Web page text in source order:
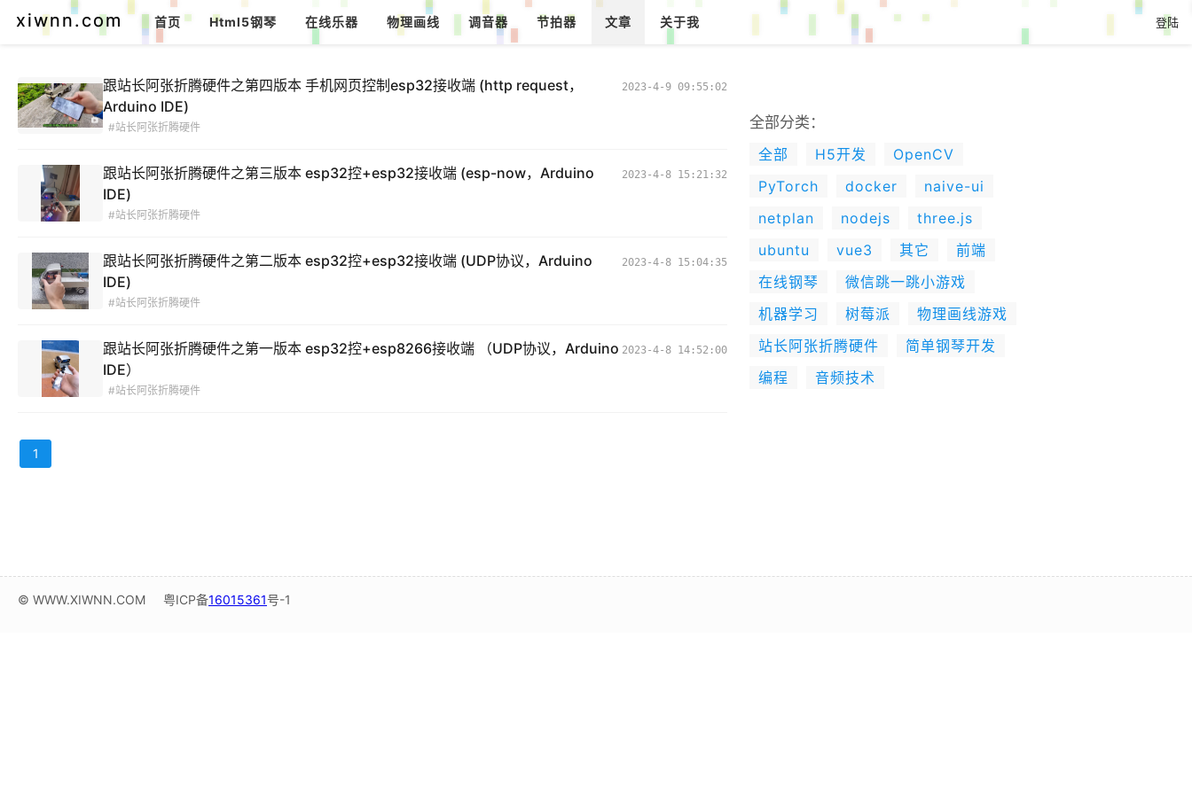
xiwnn.com 首页 Html5钢琴 在线乐器 物理画线 调音器 节拍器 文章 关于我 登陆
跟站长阿张折腾硬件之第四版本 手机网页控制esp32接收端 (http request，
Arduino IDE)
#站长阿张折腾硬件
2023-4-9 09:55:02
跟站长阿张折腾硬件之第三版本 esp32控+esp32接收端 (esp-now，Arduino
IDE)
#站长阿张折腾硬件
2023-4-8 15:21:32
跟站长阿张折腾硬件之第二版本 esp32控+esp32接收端 (UDP协议，Arduino
IDE)
#站长阿张折腾硬件
2023-4-8 15:04:35
跟站长阿张折腾硬件之第一版本 esp32控+esp8266接收端 （UDP协议，Arduino
IDE）
#站长阿张折腾硬件
2023-4-8 14:52:00
1
全部分类：
全部
H5开发
OpenCV
PyTorch
docker
naive-ui
netplan
nodejs
three.js
ubuntu
vue3 其它
前端
在线钢琴
微信跳一跳小游戏
机器学习
树莓派
物理画线游戏
站长阿张折腾硬件
简单钢琴开发
编程
音频技术
© WWW.XIWNN.COM 粤ICP备16015361号-1